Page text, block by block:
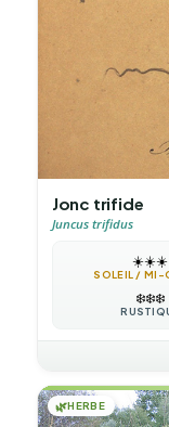
Jonc trifide
Juncus trifidus
☀️☀️☀️
SOLEIL / MI-
❄️❄️❄️
🌿HERBE